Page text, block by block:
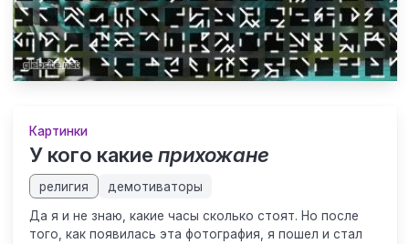
Картинки
У кого какие прихожане
религия демотиваторы
Да я и не знаю, какие часы сколько стоят. Но после
того, как появилась эта фотография, я пошел и стал